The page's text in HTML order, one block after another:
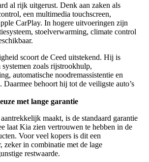
al rijk uitgerust. Denk aan zaken als
een multimedia touchscreen,
CarPlay. In hogere uitvoeringen zijn
stoelverwarming, climate control
scoort de Ceed uitstekend. Hij is
zoals rijstrookhulp,
automatische noodremassistentie en
Daarmee behoort hij tot de veiligste auto’s
met lange garantie
maakt, is de standaard garantie
laat Kia zien vertrouwen te hebben in de
Voor veel kopers is dit een
zeker in combinatie met de lage
restwaarde.